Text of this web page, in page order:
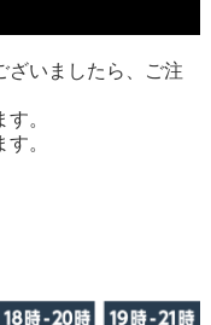
ざいましたら、ご注
。
。